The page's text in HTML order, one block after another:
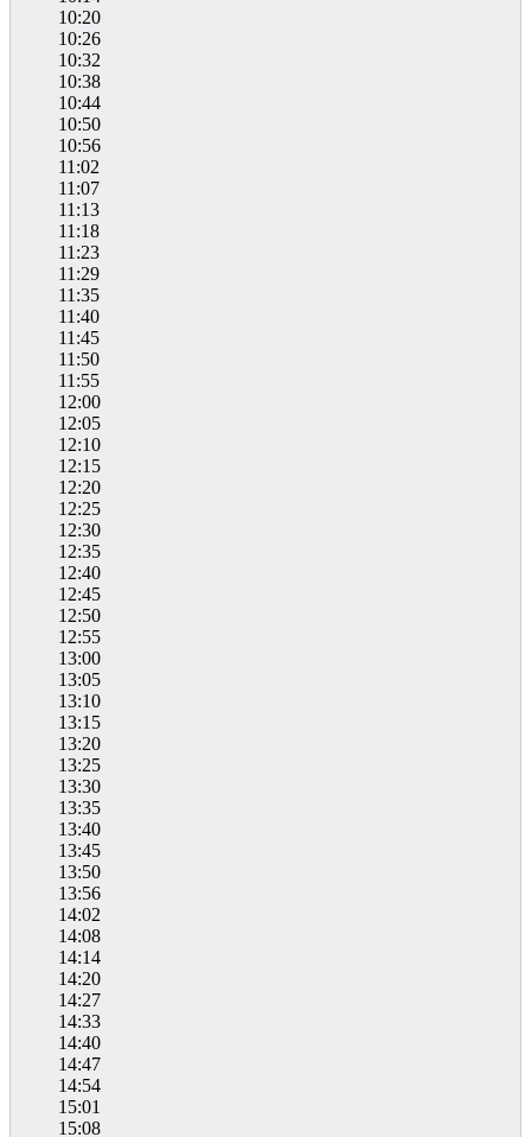
10:20
10:26
10:32
10:38
10:44
10:50
10:56
11:02
11:07
11:13
11:18
11:23
11:29
11:35
11:40
11:45
11:50
11:55
12:00
12:05
12:10
12:15
12:20
12:25
12:30
12:35
12:40
12:45
12:50
12:55
13:00
13:05
13:10
13:15
13:20
13:25
13:30
13:35
13:40
13:45
13:50
13:56
14:02
14:08
14:14
14:20
14:27
14:33
14:40
14:47
14:54
15:01
15:08